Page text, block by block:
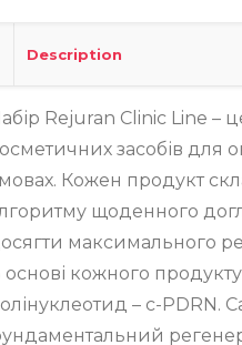
Description
Rejuran Clinic Line –
засобів для
Кожен продукт
щоденного
максимального
основі кожного
– c-PDRN.